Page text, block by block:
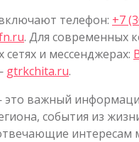
телефон: +7
. Для современных
и мессенджерах:
gtrkchita.ru.
это важный
события из
интересам